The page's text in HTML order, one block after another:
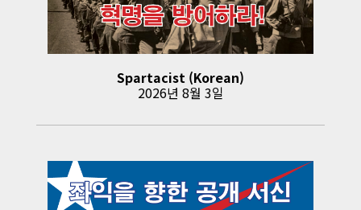
Spartacist (Korean)
2026년 8월 3일